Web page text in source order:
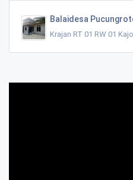
Balaidesa
Krajan RT 01 RW 01